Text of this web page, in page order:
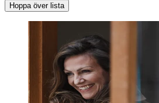
Hoppa över lista